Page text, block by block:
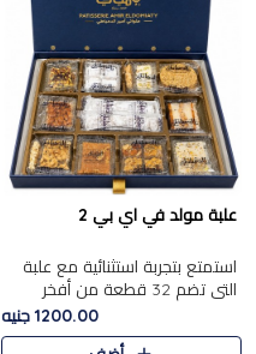
علبة مولد في اي بي 2
استمتع بتجربة استثنائية مع علبة
التي تضم 32 قطعة من أفخر
حلويات المولد الشرقية، في تشكيلة
تجمع بين الأصالة والاختيارات
1200.00 جنيه